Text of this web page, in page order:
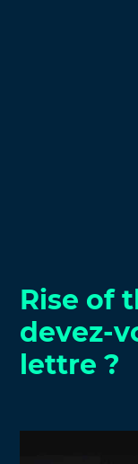
Rise of
devez-
lettre ?